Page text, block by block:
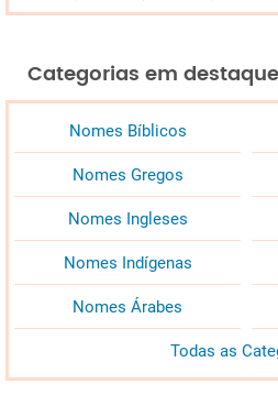
Categorias em destaque
Nomes Bíblicos
Nomes Gregos
Nomes Ingleses
Nomes Indígenas
Nomes Árabes
Todas as